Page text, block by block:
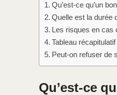
Qu’est-ce qu’un
Quelle est la durée
Les risques en cas
Tableau
Peut-on refuser de
Qu’est-ce